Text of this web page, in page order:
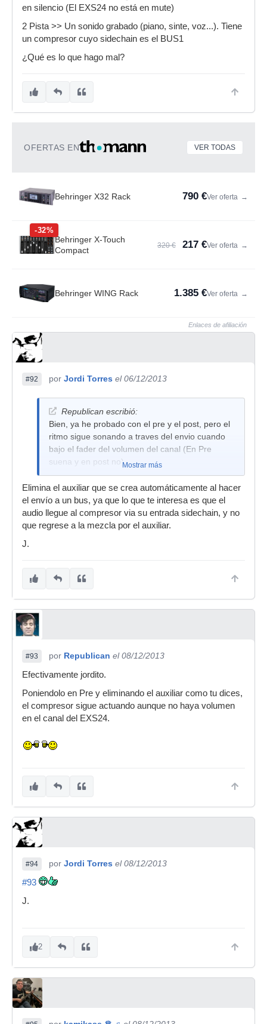
en silencio (El EXS24 no está en mute)
2 Pista >> Un sonido grabado (piano, sinte, voz...). Tiene
un compresor cuyo sidechain es el BUS1
¿Qué es lo que hago mal?
OFERTAS EN VER TODAS
Behringer X32 Rack 790 €Ver oferta →
-32%
Behringer X-Touch
Compact
320 € 217 €Ver oferta →
Behringer WING Rack 1.385 €Ver oferta →
Enlaces de afiliación
#92 por Jordi Torres el 06/12/2013
Republican escribió:
Bien, ya he probado con el pre y el post, pero el
ritmo sigue sonando a traves del envio cuando
bajo el fader del volumen del canal (En Pre
suena y en post no).Mostrar más
Elimina el auxiliar que se crea automáticamente al hacer
el envío a un bus, ya que lo que te interesa es que el
audio llegue al compresor via su entrada sidechain, y no
que regrese a la mezcla por el auxiliar.
J.
#93 por Republican el 08/12/2013
Efectivamente jordito.
Poniendolo en Pre y eliminando el auxiliar como tu dices,
el compresor sigue actuando aunque no haya volumen
en el canal del EXS24.
#94 por Jordi Torres el 08/12/2013
#93
J.
2